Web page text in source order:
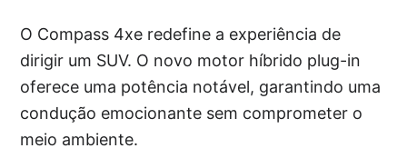
O Compass 4xe redefine a experiência de
dirigir um SUV. O novo motor híbrido plug-in
oferece uma potência notável, garantindo uma
condução emocionante sem comprometer o
meio ambiente.